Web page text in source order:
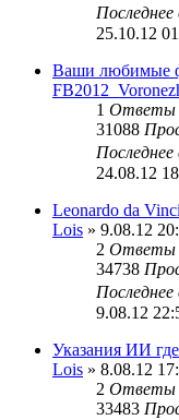
25.10.12
Ваши любимые
1 Ответы
31088
24.08.12
Leonardo da
Lois » 9.08.12
2 Ответы
34738
9.08.12
Указания ИИ
Lois » 8.08.12
2 Ответы
33483